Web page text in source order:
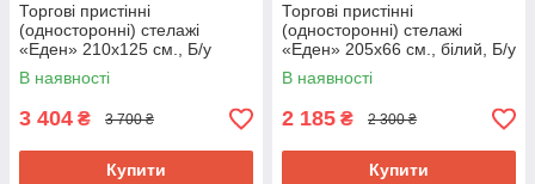
Торгові пристінні
(односторонні) стелажі
«Еден» 210х125 см., Б/у
В наявності
3 404 ₴ 3 700 ₴
Купити
Торгові пристінні
(односторонні) стелажі
«Еден» 205х66 см., білий, Б/у
В наявності
2 185 ₴ 2 300 ₴
Купити